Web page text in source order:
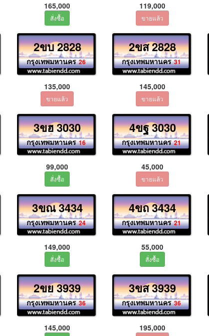
165,000 119,000
2ขบ 2828
กรุงเทพมหานคร 26
135,000
2ขส 2828
กรุงเทพมหานคร 31
145,000
3ขฮ 3030
กรุงเทพมหานคร 16
99,000
4ขฐ 3030
กรุงเทพมหานคร 21
45,000
3ขณ 3434
กรุงเทพมหานคร 24
149,000
4ขถ 3434
กรุงเทพมหานคร 21
55,000
2ขย 3939
กรุงเทพมหานคร 36
145,000
3ขส 3939
กรุงเทพมหานคร 36
195,000